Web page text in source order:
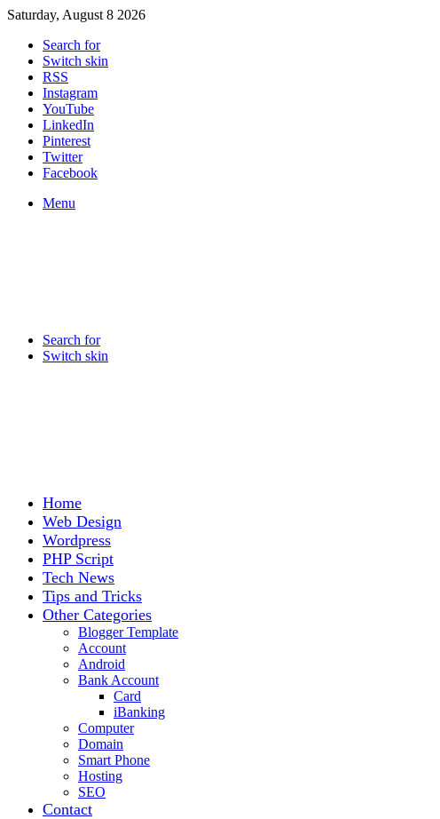
Saturday, August 8 2026
Search for
Switch skin
RSS
Instagram
YouTube
LinkedIn
Pinterest
Twitter
Facebook
Menu
Search for
Switch skin
Home
Web Design
Wordpress
PHP Script
Tech News
Tips and Tricks
Other Categories
Blogger Template
Account
Android
Bank Account
Card
iBanking
Computer
Domain
Smart Phone
Hosting
SEO
Contact